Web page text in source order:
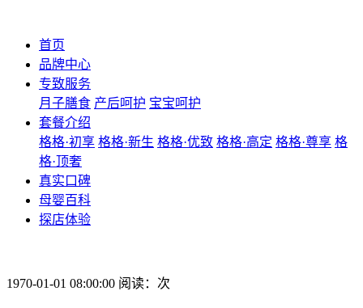
首页
品牌中心
专致服务
月子膳食 产后呵护 宝宝呵护
套餐介绍
格格·初享 格格·新生 格格·优致 格格·高定 格格·尊享 格
格·顶奢
真实口碑
母婴百科
探店体验
1970-01-01 08:00:00 阅读：次